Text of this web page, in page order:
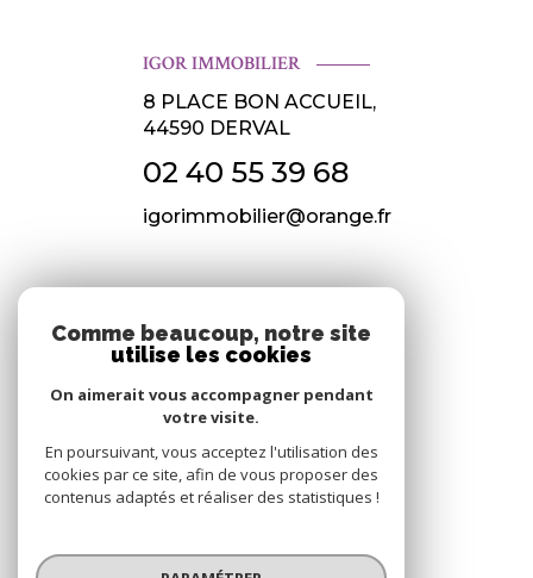
IGOR IMMOBILIER
8 PLACE BON ACCUEIL,
44590 DERVAL
02 40 55 39 68
igorimmobilier@orange.fr
Nous suivre
© 2026 | Tous droits réservés
Comme beaucoup, notre site
utilise les cookies
On aimerait vous accompagner pendant
votre visite.
En poursuivant, vous acceptez l'utilisation des
cookies par ce site, afin de vous proposer des
contenus adaptés et réaliser des statistiques !